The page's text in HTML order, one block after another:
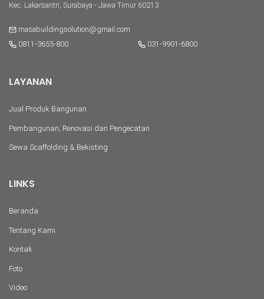
Kec. Lakarsantri, Surabaya - Jawa Timur 60213
masabuildingsolution@gmail.com
0811-3655-800
031-9901-6800
LAYANAN
Jual Produk Bangunan
Pembangunan, Renovasi dan Pengecatan
Sewa Scaffolding & Bekisting
LINKS
Beranda
Tentang Kami
Kontak
Foto
Video